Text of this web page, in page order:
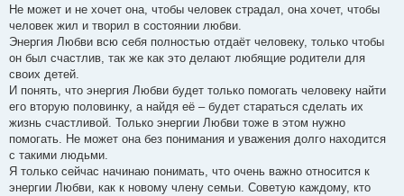
Не может и не хочет она, чтобы человек страдал, она хочет, чтобы
человек жил и творил в состоянии любви.
Энергия Любви всю себя полностью отдаёт человеку, только чтобы
он был счастлив, так же как это делают любящие родители для
своих детей.
И понять, что энергия Любви будет только помогать человеку найти
его вторую половинку, а найдя её – будет стараться сделать их
жизнь счастливой. Только энергии Любви тоже в этом нужно
помогать. Не может она без понимания и уважения долго находится
с такими людьми.
Я только сейчас начинаю понимать, что очень важно относится к
энергии Любви, как к новому члену семьи. Советую каждому, кто